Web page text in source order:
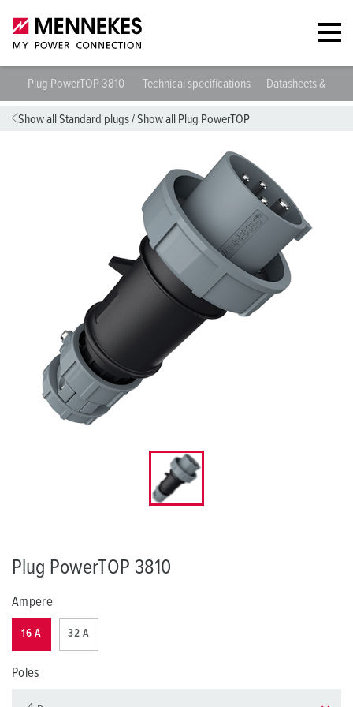
Plug PowerTOP 3810 Technical specifications Datasheets &
Show all Standard plugs/Show all Plug PowerTOP
Plug PowerTOP 3810
Ampere
16 A 32 A
Poles